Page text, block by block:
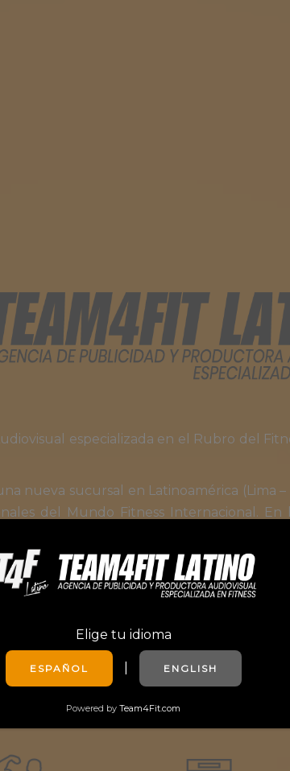
especializada en el Rubro del
nueva sucursal en Latinoamérica (Lima
del Mundo Fitness Internacional.
Nuestras Áreas de Servicios son:
Elige tu idioma
ESPAÑOL ENGLISH
Powered byTeam4Fit.com